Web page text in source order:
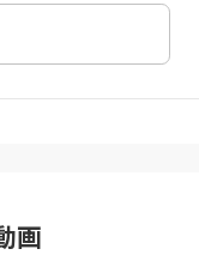
備忘記録)
画